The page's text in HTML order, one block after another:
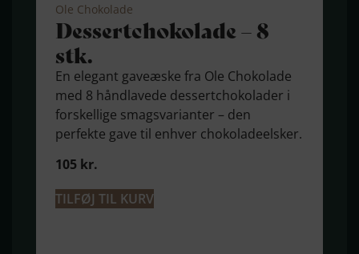
Ole Chokolade
Dessert­chokolade – 8
stk.
En elegant gaveæske fra Ole Chokolade
med 8 håndlavede dessertchokolader i
forskellige smagsvarianter – den
perfekte gave til enhver chokoladeelsker.
105 kr.
TILFØJ TIL KURV